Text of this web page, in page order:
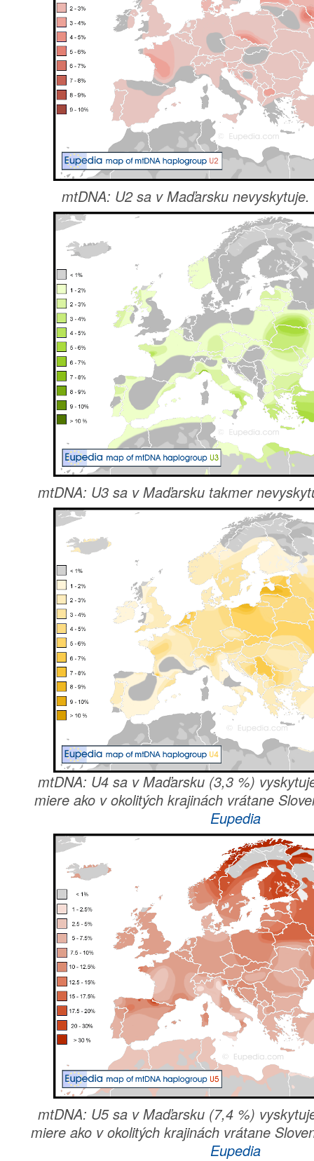
mtDNA: U2 sa v Maďarsku
mtDNA: U3 sa v Maďarsku takmer
mtDNA: U4 sa v Maďarsku (3,3 %)
miere ako v okolitých krajinách vrátane
Eupedia
mtDNA: U5 sa v Maďarsku (7,4 %)
miere ako v okolitých krajinách vrátane
Eupedia